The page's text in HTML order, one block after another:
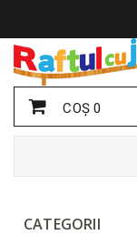
COŞ0
CATEGORII